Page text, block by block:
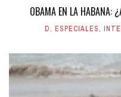
OBAMA EN LA HABANA:
D, ESPECIALES,